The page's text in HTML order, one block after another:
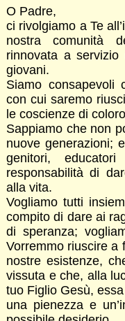
O Padre,
ci rivolgiamo a Te
nostra comunità
rinnovata a
giovani.
Siamo
con cui saremo
le coscienze di
Sappiamo che non
nuove generazioni;
genitori,
responsabilità di
alla vita.
Vogliamo tutti
compito di dare ai
di speranza;
Vorremmo riuscire a
nostre esistenze,
vissuta e che, alla
tuo Figlio Gesù,
una pienezza e